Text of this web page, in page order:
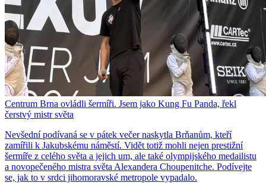
Centrum Brna ovládli šermíři. Jsem jako Kung Fu Panda, řekl
čerstvý mistr světa
Nevšední podívaná se v pátek večer naskytla Brňanům, kteří
zamířili k Jakubskému náměstí. Vidět totiž mohli nejen prestižní
šermíře z celého světa a jejich um, ale také olympijského medailistu
a novopečeného mistra světa Alexandera Choupenitche. Podívejte
se, jak to v srdci jihomoravské metropole vypadalo.